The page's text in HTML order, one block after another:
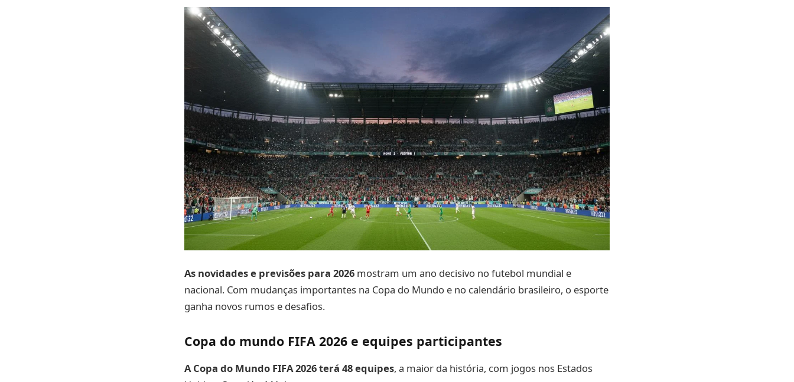
As novidades e previsões para 2026 mostram um ano decisivo no futebol mundial e
nacional. Com mudanças importantes na Copa do Mundo e no calendário brasileiro, o esporte
ganha novos rumos e desafios.
Copa do mundo FIFA 2026 e equipes participantes
A Copa do Mundo FIFA 2026 terá 48 equipes, a maior da história, com jogos nos Estados